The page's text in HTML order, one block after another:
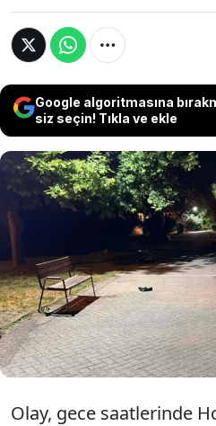
Google algoritmasına
siz seçin! Tıkla ve ekle
göre
arasında
yaralandı.
Olay, gece saatlerinde